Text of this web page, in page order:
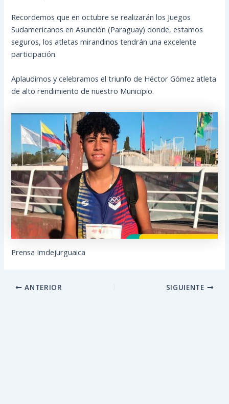
Recordemos que en octubre se realizarán los Juegos
Sudamericanos en Asunción (Paraguay) donde, estamos
seguros, los atletas mirandinos tendrán una excelente
participación.
Aplaudimos y celebramos el triunfo de Héctor Gómez atleta
de alto rendimiento de nuestro Municipio.
Prensa Imdejurguaica
ANTERIOR SIGUIENTE